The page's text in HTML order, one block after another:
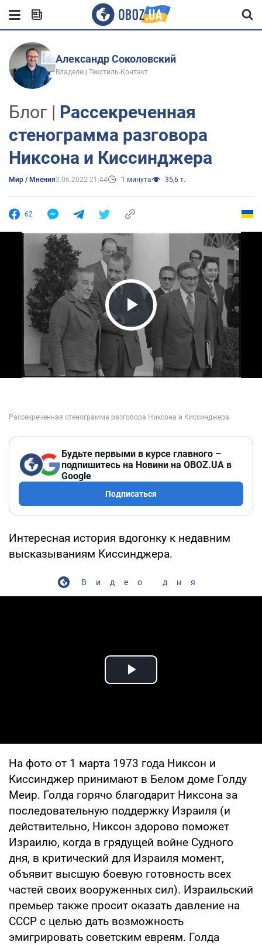
Александр Соколовский
Владелец Текстиль-Контакт
Блог | Рассекреченная
стенограмма разговора
Никсона и Киссинджера
Мир / Мнения3.06.2022 21:44 1 минута 35,6 т.
62
Play Video
Будьте первыми в курсе главного –
подпишитесь на Новини на OBOZ.UA в
Google
Подписаться
Интересная история вдогонку к недавним
высказываниям Киссинджера.
Видео дня
Play Video
На фото от 1 марта 1973 года Никсон и
Киссинджер принимают в Белом доме Голду
Меир. Голда горячо благодарит Никсона за
последовательную поддержку Израиля (и
действительно, Никсон здорово поможет
Израилю, когда в грядущей войне Судного
дня, в критический для Израиля момент,
объявит высшую боевую готовность всех
частей своих вооруженных сил). Израильский
премьер также просит оказать давление на
СССР с целью дать возможность
эмигрировать советским евреям. Голда